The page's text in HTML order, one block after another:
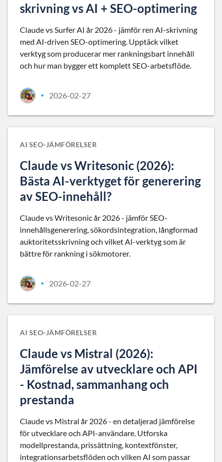
skrivning vs AI + SEO-optimering
Claude vs Surfer AI år 2026 - jämför ren AI-skrivning
med AI-driven SEO-optimering. Upptäck vilket
verktyg som producerar mer rankningsbart innehåll
och hur man bygger ett komplett SEO-arbetsflöde.
• 2026-02-27
AI SEO-JÄMFÖRELSER
Claude vs Writesonic (2026):
Bästa AI-verktyget för generering
av SEO-innehåll?
Claude vs Writesonic år 2026 - jämför SEO-
innehållsgenerering, sökordsintegration, långformad
auktoritetsskrivning och vilket AI-verktyg som är
bättre för rankning i sökmotorer.
• 2026-02-27
AI SEO-JÄMFÖRELSER
Claude vs Mistral (2026):
Jämförelse av utvecklare och API
- Kostnad, sammanhang och
prestanda
Claude vs Mistral år 2026 - en detaljerad jämförelse
för utvecklare och API-användare. Utforska
modellprestanda, prissättning, kontextfönster,
integrationsarbetsflöden och vilken AI som passar